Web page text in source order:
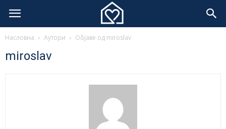
Насловна Аутори Објаве од miroslav
miroslav